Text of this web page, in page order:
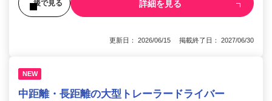
後で見る 詳細を見る
更新日： 2026/06/15 掲載終了日： 2027/06/30
NEW
中距離・長距離の大型トレーラードライバー